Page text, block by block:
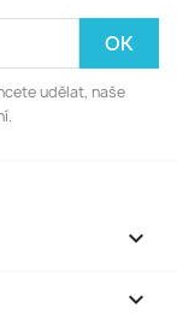
udělat, naše

